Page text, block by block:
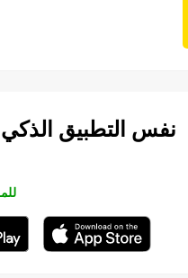
نفس التطبيق